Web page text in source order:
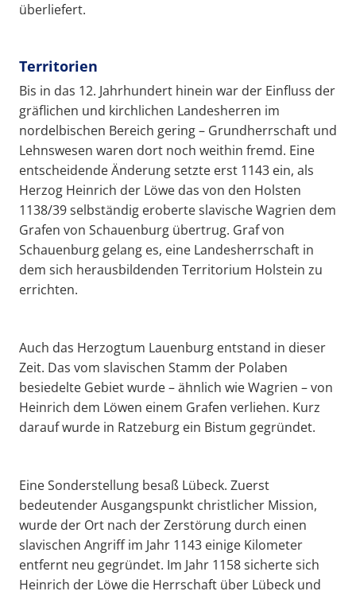
überliefert.
Territorien
Bis in das 12. Jahrhundert hinein war der Einfluss der
gräflichen und kirchlichen Landesherren im
nordelbischen Bereich gering – Grundherrschaft und
Lehnswesen waren dort noch weithin fremd. Eine
entscheidende Änderung setzte erst 1143 ein, als
Herzog Heinrich der Löwe das von den Holsten
1138/39 selbständig eroberte slavische Wagrien dem
Grafen von Schauenburg übertrug. Graf von
Schauenburg gelang es, eine Landesherrschaft in
dem sich herausbildenden Territorium Holstein zu
errichten.
Auch das Herzogtum Lauenburg entstand in dieser
Zeit. Das vom slavischen Stamm der Polaben
besiedelte Gebiet wurde – ähnlich wie Wagrien – von
Heinrich dem Löwen einem Grafen verliehen. Kurz
darauf wurde in Ratzeburg ein Bistum gegründet.
Eine Sonderstellung besaß Lübeck. Zuerst
bedeutender Ausgangspunkt christlicher Mission,
wurde der Ort nach der Zerstörung durch einen
slavischen Angriff im Jahr 1143 einige Kilometer
entfernt neu gegründet. Im Jahr 1158 sicherte sich
Heinrich der Löwe die Herrschaft über Lübeck und